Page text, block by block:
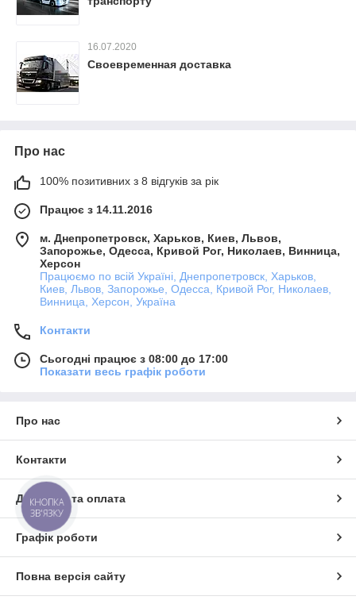
16.07.2020
Своевременная доставка
Про нас
100% позитивних з 8 відгуків за рік
Працює з 14.11.2016
м. Днепропетровск, Харьков, Киев, Львов,
Запорожье, Одесса, Кривой Рог, Николаев, Винница,
Херсон
Працюємо по всій Україні, Днепропетровск, Харьков,
Киев, Львов, Запорожье, Одесса, Кривой Рог, Николаев,
Винница, Херсон, Україна
Контакти
Сьогодні працює з 08:00 до 17:00
Показати весь графік роботи
Про нас
Контакти
Доставка та оплата
Графік роботи
Повна версія сайту
КНОПКА
ЗВ'ЯЗКУ